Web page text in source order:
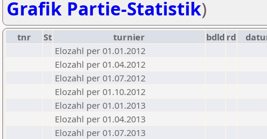
Grafik Partie-Statistik)
tnr St turnier bdld rd
Elozahl per 01.01.2012
Elozahl per 01.04.2012
Elozahl per 01.07.2012
Elozahl per 01.10.2012
Elozahl per 01.01.2013
Elozahl per 01.04.2013
Elozahl per 01.07.2013